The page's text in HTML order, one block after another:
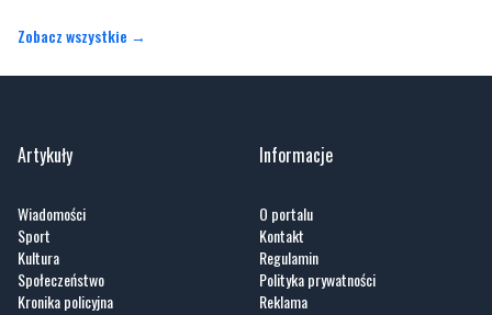
Zobacz wszystkie →
Artykuły
Wiadomości
Sport
Kultura
Społeczeństwo
Kronika policyjna
Informacje
O portalu
Kontakt
Regulamin
Polityka prywatności
Reklama